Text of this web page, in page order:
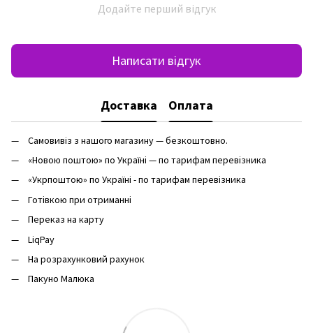
Додайте перший відгук
Написати відгук
Доставка Оплата
Самовивіз з нашого магазину — безкоштовно.
«Новою поштою» по Україні — по тарифам перевізника
«Укрпоштою» по Україні - по тарифам перевізника
Готівкою при отриманні
Переказ на карту
LiqPay
На розрахунковий рахунок
Пакуно Малюка